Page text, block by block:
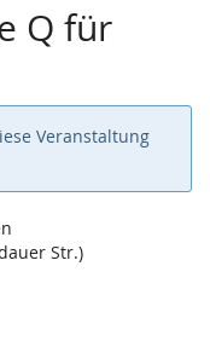
Q für
Veranstaltung
Str.)